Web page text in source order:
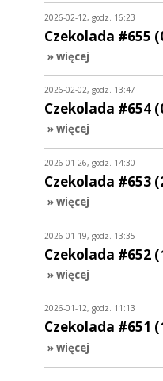
2026-02-12, godz. 16:23
Czekolada #655
» więcej
2026-02-02, godz. 13:47
Czekolada #654
» więcej
2026-01-26, godz. 14:30
Czekolada #653
» więcej
2026-01-19, godz. 13:35
Czekolada #652
» więcej
2026-01-12, godz. 11:13
Czekolada #651
» więcej